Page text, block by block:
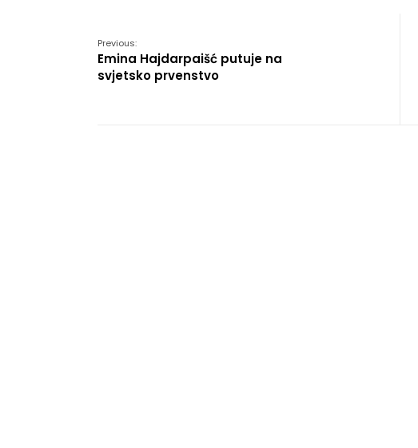
Previous:
Emina Hajdarpaišć putuje na
svjetsko prvenstvo